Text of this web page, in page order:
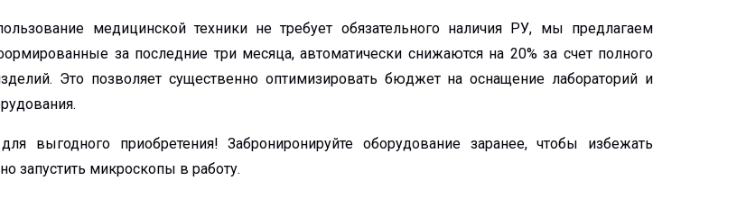
медицинской техники не требует обязательного наличия РУ, мы предлагаем
за последние три месяца, автоматически снижаются на 20% за счет полного
Это позволяет существенно оптимизировать бюджет на оснащение лабораторий и
выгодного приобретения! Заброниронируйте оборудование заранее, чтобы избежать
запустить микроскопы в работу.